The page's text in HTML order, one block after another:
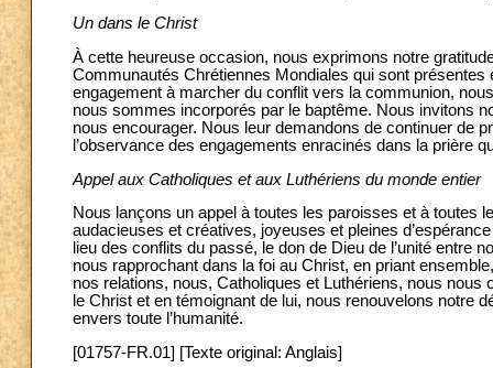
Un dans le Christ
À cette heureuse occasion, nous exprimons notre
Communautés Chrétiennes Mondiales qui sont présentes
engagement à marcher du conflit vers la communion,
nous sommes incorporés par le baptême. Nous invitons
nous encourager. Nous leur demandons de continuer de
l’observance des engagements enracinés dans la prière
Appel aux Catholiques et aux Luthériens du monde entier
Nous lançons un appel à toutes les paroisses et à toutes
audacieuses et créatives, joyeuses et pleines
lieu des conflits du passé, le don de Dieu de l’unité entre
nous rapprochant dans la foi au Christ, en priant
nos relations, nous, Catholiques et Luthériens, nous
le Christ et en témoignant de lui, nous renouvelons notre
envers toute l’humanité.
[01757-FR.01] [Texte original: Anglais]